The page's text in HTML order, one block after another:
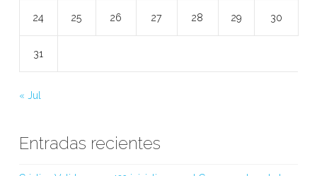
24 25 26 27 28 29 30
31
« Jul
Entradas recientes